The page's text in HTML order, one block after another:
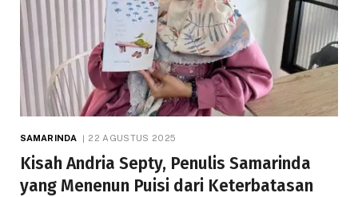
SAMARINDA 22 AGUSTUS 2025
Kisah Andria Septy, Penulis Samarinda
yang Menenun Puisi dari Keterbatasan